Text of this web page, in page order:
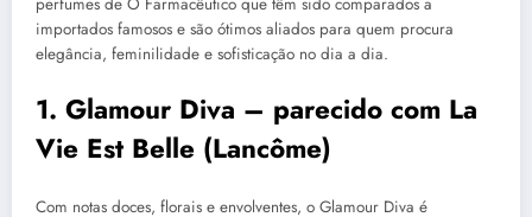
perfumes de O Farmacêutico que têm sido comparados a
importados famosos e são ótimos aliados para quem procura
elegância, feminilidade e sofisticação no dia a dia.
1. Glamour Diva – parecido com La
Vie Est Belle (Lancôme)
Com notas doces, florais e envolventes, o Glamour Diva é